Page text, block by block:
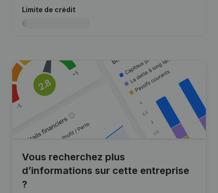
Limite de crédit
Vous recherchez plus
d’informations sur cette entreprise
?